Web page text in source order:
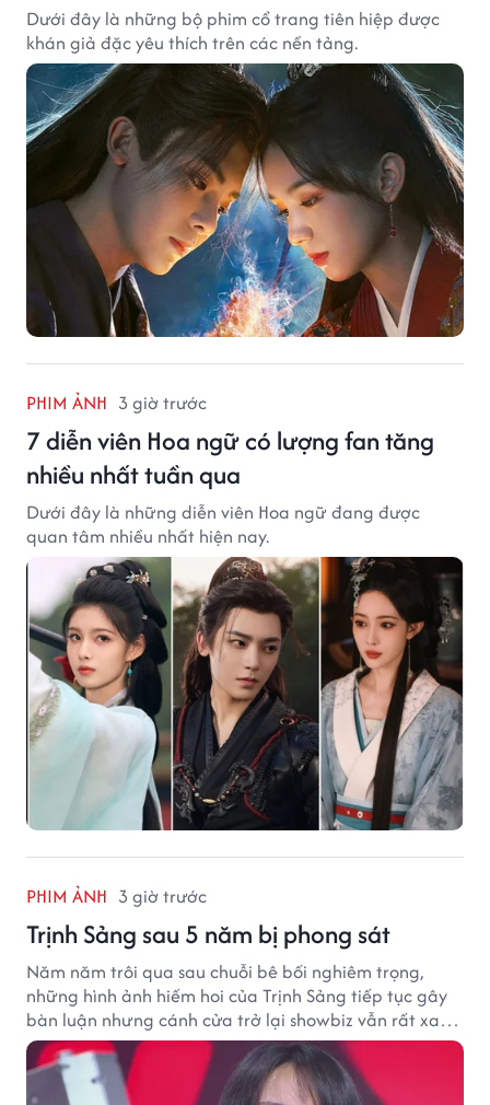
Dưới đây là những bộ phim cổ trang tiên hiệp được
khán giả đặc yêu thích trên các nền tảng.
PHIM ẢNH 3 giờ trước
7 diễn viên Hoa ngữ có lượng fan tăng
nhiều nhất tuần qua
Dưới đây là những diễn viên Hoa ngữ đang được
quan tâm nhiều nhất hiện nay.
PHIM ẢNH 3 giờ trước
Trịnh Sảng sau 5 năm bị phong sát
Năm năm trôi qua sau chuỗi bê bối nghiêm trọng,
những hình ảnh hiếm hoi của Trịnh Sảng tiếp tục gây
bàn luận nhưng cánh cửa trở lại showbiz vẫn rất xa
vời.